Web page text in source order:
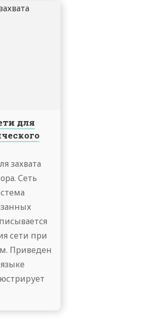
для
захвата
Сеть
сети при
Приведен